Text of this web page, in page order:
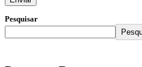
Pesquisar